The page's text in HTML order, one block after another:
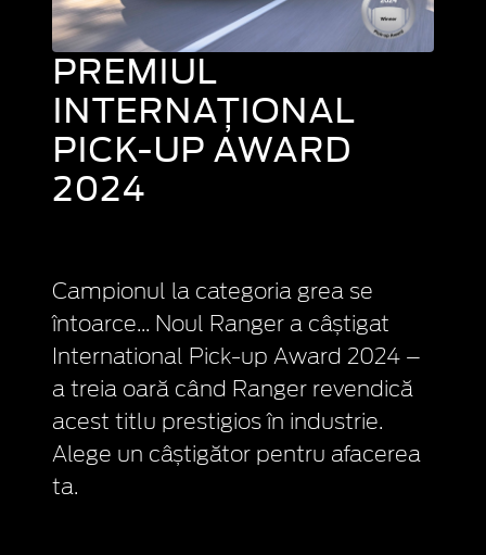
PREMIUL
INTERNAȚIONAL
PICK-UP AWARD
2024
Campionul la categoria grea se
întoarce... Noul Ranger a câștigat
International Pick-up Award 2024 –
a treia oară când Ranger revendică
acest titlu prestigios în industrie.
Alege un câștigător pentru afacerea
ta.